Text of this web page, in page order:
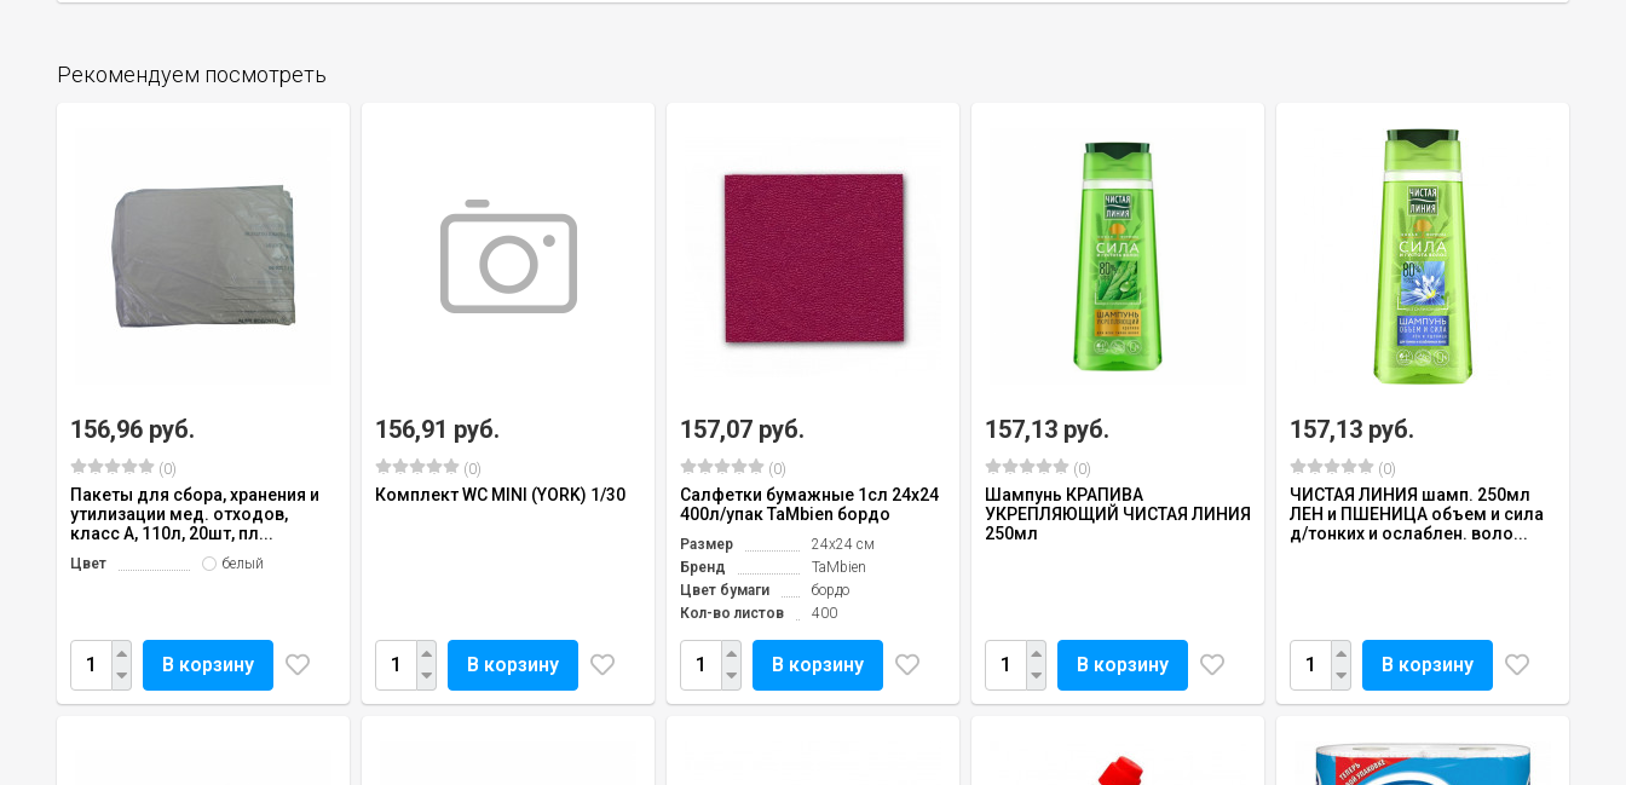
Рекомендуем посмотреть
156,96 руб.
(0)
Пакеты для сбора, хранения и
утилизации мед. отходов,
класс А, 110л, 20шт, пл...
Цвет белый
В корзину
156,91 руб.
(0)
Комплект WC MINI (YORK) 1/30
В корзину
157,07 руб.
(0)
Салфетки бумажные 1сл 24х24
400л/упак TaMbien бордо
Размер
24х24 см
Бренд
TaMbien
Цвет бумаги
бордо
Кол-во листов
400
В корзину
157,13 руб.
(0)
Шампунь КРАПИВА
УКРЕПЛЯЮЩИЙ ЧИСТАЯ ЛИНИЯ
250мл
В корзину
157,13 руб.
(0)
ЧИСТАЯ ЛИНИЯ шамп. 250мл
ЛЕН и ПШЕНИЦА объем и сила
д/тонких и ослаблен. воло...
В корзину